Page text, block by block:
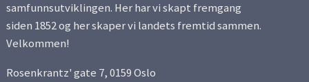
samfunnsutviklingen. Her har vi skapt fremgang
siden 1852 og her skaper vi landets fremtid sammen.
Velkommen!
Rosenkrantz' gate 7, 0159 Oslo